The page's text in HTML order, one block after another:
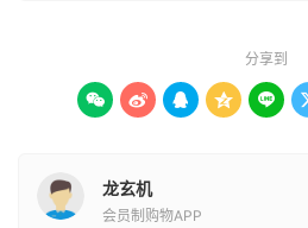
分享到
    
龙玄机
会员制购物APP